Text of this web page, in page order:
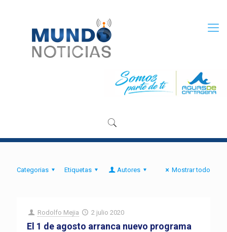
Categorias Etiquetas Autores Mostrar todo
Rodolfo Mejia 2 julio 2020
El 1 de agosto arranca nuevo programa